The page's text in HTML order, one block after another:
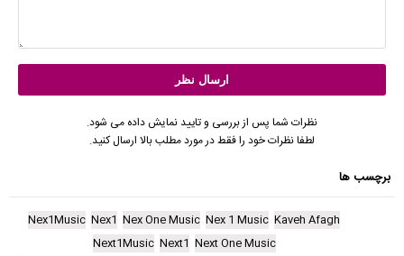
نظرات شما پس از بررسی و تایید نمایش داده می شود.
لطفا نظرات خود را فقط در مورد مطلب بالا ارسال کنید.
برچسب ها
Kaveh Afagh
Nex 1 Music
Nex One Music
Nex1
Nex1Music
Next One Music
Next1
Next1Music